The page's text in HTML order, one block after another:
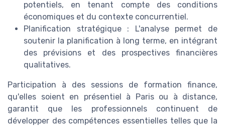
potentiels, en tenant compte des conditions
économiques et du contexte concurrentiel.
Planification stratégique : L'analyse permet de
soutenir la planification à long terme, en intégrant
des prévisions et des prospectives financières
qualitatives.
Participation à des sessions de formation finance,
qu'elles soient en présentiel à Paris ou à distance,
garantit que les professionnels continuent de
développer des compétences essentielles telles que la